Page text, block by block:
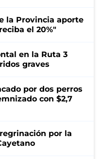
la Provincia aporte
el 20%"
en la Ruta 3
graves
por dos perros
con $2,7
por la